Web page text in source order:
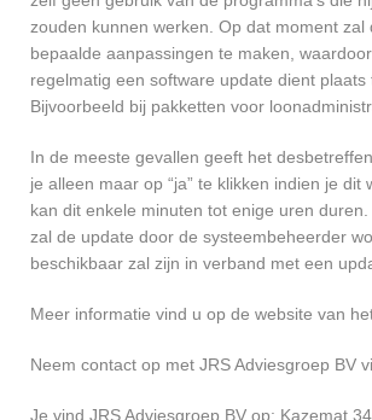
zouden kunnen werken. Op dat moment
bepaalde aanpassingen te maken,
regelmatig een software update dient
Bijvoorbeeld bij pakketten voor
In de meeste gevallen geeft het
je alleen maar op “ja” te klikken indien je
kan dit enkele minuten tot enige uren
zal de update door de systeembeheerder
beschikbaar zal zijn in verband met een
Meer informatie vind u op de website van
Neem contact op met JRS Adviesgroep BV
Je vind JRS Adviesgroep BV op: Kazemat